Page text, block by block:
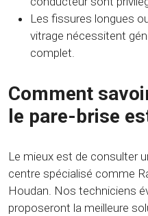
Les fissures longues
vitrage nécessitent
complet.
Comment
le pare-brise
Le mieux est de consulter
centre spécialisé comme
Houdan. Nos techniciens
proposeront la meilleure